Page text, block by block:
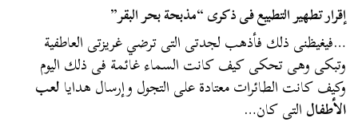
إقرار تطهير التطبيع فى ذكرى “مذبحة بحر البقر”
…فيغيظنى ذلك فأذهب لجدتى التى ترضي غريزتى العاطفية
وتبكى وهى تحكى كيف كانت السماء غائمة فى ذلك اليوم
وكيف كانت الطائرات معتادة على التجول وإرسال هدايالعب
الأطفالالتى كان…